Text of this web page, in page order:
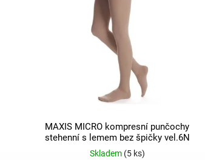
MAXIS MICRO kompresní punčochy
stehenní s lemem bez špičky vel.6N
Skladem (5 ks)